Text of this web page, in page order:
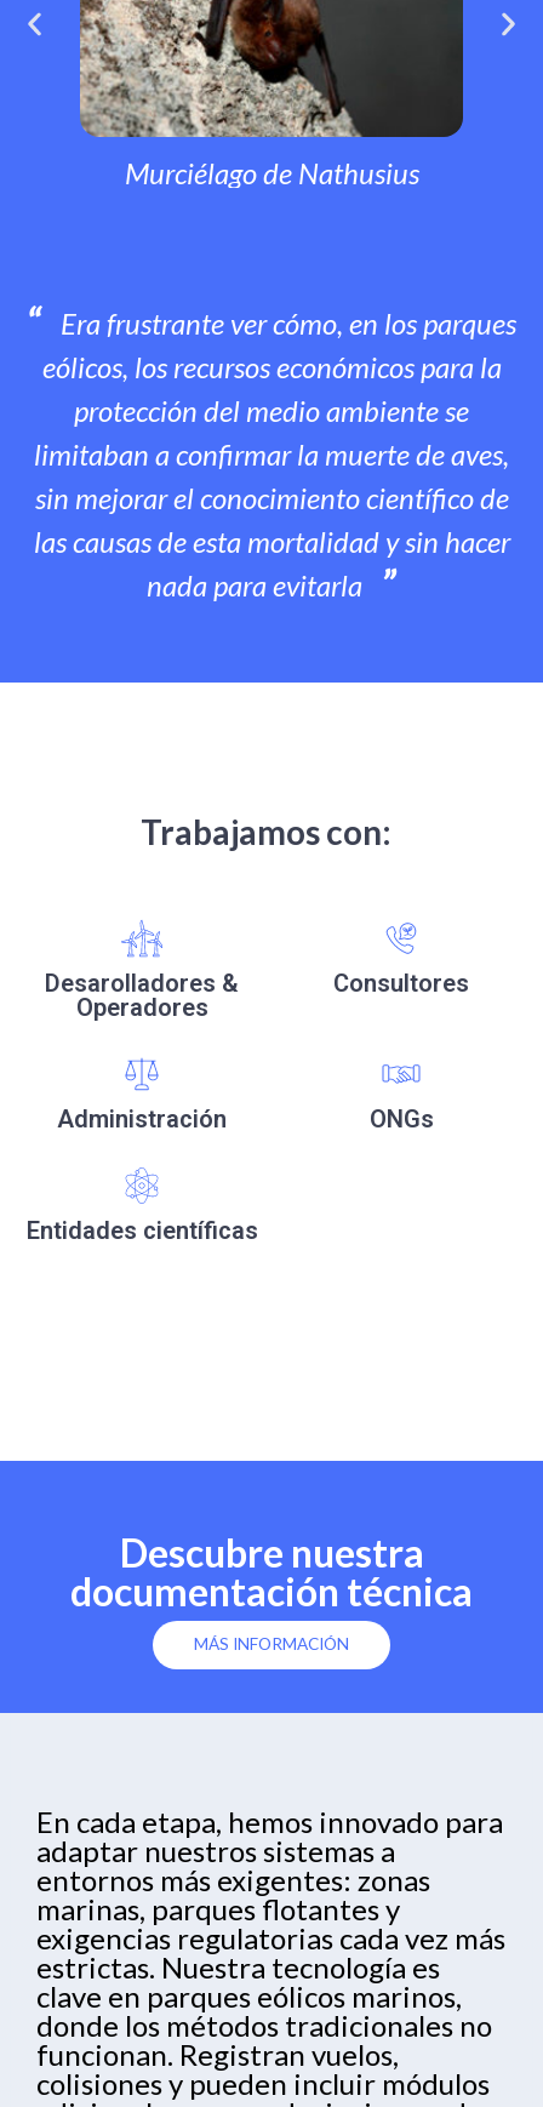
Murciélago de Nathusius
Era frustrante ver cómo, en los parques
eólicos, los recursos económicos para la
protección del medio ambiente se
limitaban a confirmar la muerte de aves,
sin mejorar el conocimiento científico de
las causas de esta mortalidad y sin hacer
nada para evitarla
Trabajamos con:
Desarolladores &
Operadores
Consultores
Administración ONGs
Entidades científicas
Descubre nuestra
documentación técnica
MÁS INFORMACIÓN
En cada etapa, hemos innovado para
adaptar nuestros sistemas a
entornos más exigentes: zonas
marinas, parques flotantes y
exigencias regulatorias cada vez más
estrictas. Nuestra tecnología es
clave en parques eólicos marinos,
donde los métodos tradicionales no
funcionan. Registran vuelos,
colisiones y pueden incluir módulos